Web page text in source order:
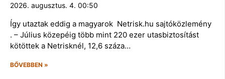
2026. augusztus. 4. 00:50
Így utaztak eddig a magyarok Netrisk.hu sajtóközlemény
. – Július közepéig több mint 220 ezer utasbiztosítást
kötöttek a Netrisknél, 12,6 száza…
BŐVEBBEN »